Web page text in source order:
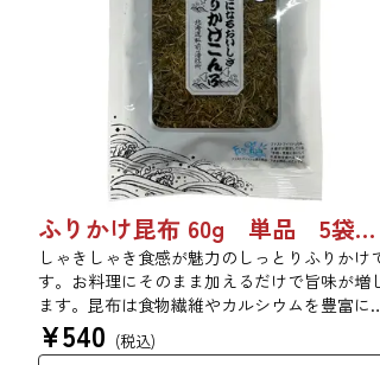
ふりかけ昆布 60g 単品 5袋セット 20袋セット 5102
しゃきしゃき食感が魅力のしっとりふりかけ
す。お料理にそのまま加えるだけで旨味が増
ます。昆布は食物繊維やカルシウムを豊富に
んでいるため、バランスのとれた食生活のため
にお使いいただけます。また、本商品は第20
¥540 (税込)